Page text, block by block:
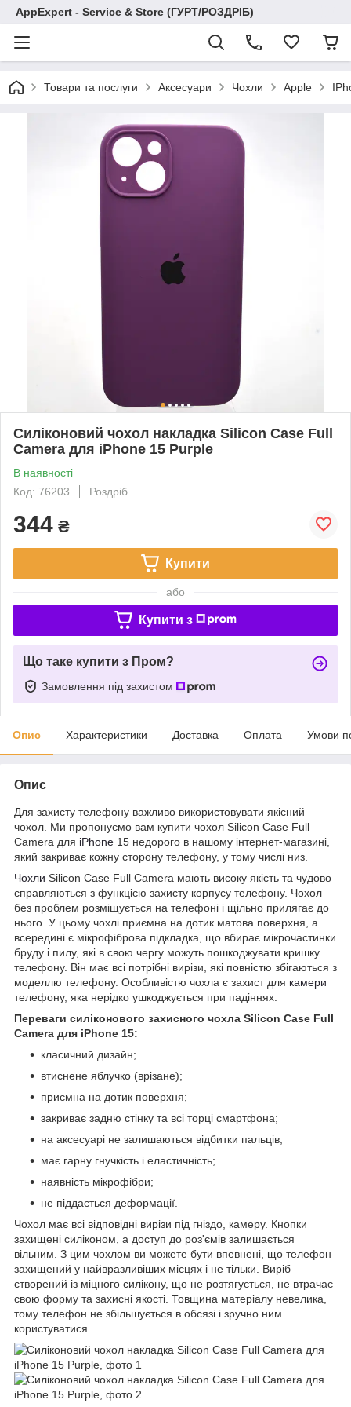
AppExpert - Service & Store (ГУРТ/РОЗДРІБ)
Товари та послуги Аксесуари Чохли Apple
Силіконовий чохол накладка Silicon Case Full
Camera для iPhone 15 Purple
В наявності
Код: 76203
Роздріб
344 ₴
Купити
або
Купити з
Що таке купити з Пром?
Замовлення під захистом
Опис Характеристики Доставка Оплата Умови
Опис
Для захисту телефону важливо використовувати якісний
чохол. Ми пропонуємо вам купити чохол Silicon Case Full
Camera для iPhone 15 недорого в нашому інтернет-магазині,
який закриває кожну сторону телефону, у тому числі низ.
Чохли Silicon Case Full Camera мають високу якість та чудово
справляються з функцією захисту корпусу телефону. Чохол
без проблем розміщується на телефоні і щільно прилягає до
нього. У цьому чохлі приємна на дотик матова поверхня, а
всередині є мікрофіброва підкладка, що вбирає мікрочастинки
бруду і пилу, які в свою чергу можуть пошкоджувати кришку
телефону. Він має всі потрібні вирізи, які повністю збігаються з
моделлю телефону. Особливістю чохла є захист для камери
телефону, яка нерідко ушкоджується при падіннях.
Переваги силіконового захисного чохла Silicon Case Full
Camera для iPhone 15:
класичний дизайн;
втиснене яблучко (врізане);
приємна на дотик поверхня;
закриває задню стінку та всі торці смартфона;
на аксесуарі не залишаються відбитки пальців;
має гарну гнучкість і еластичність;
наявність мікрофібри;
не піддається деформації.
Чохол має всі відповідні вирізи під гніздо, камеру. Кнопки
захищені силіконом, а доступ до роз'ємів залишається
вільним. З цим чохлом ви можете бути впевнені, що телефон
захищений у найвразливіших місцях і не тільки. Виріб
створений із міцного силікону, що не розтягується, не втрачає
свою форму та захисні якості. Товщина матеріалу невелика,
тому телефон не збільшується в обсязі і зручно ним
користуватися.